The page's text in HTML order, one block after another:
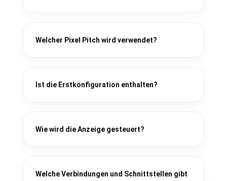
Welcher Pixel Pitch wird verwendet?
Ist die Erstkonfiguration enthalten?
Wie wird die Anzeige gesteuert?
Welche Verbindungen und Schnittstellen gibt